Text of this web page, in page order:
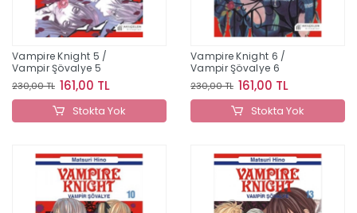
Vampire Knight 5 /
Vampir Şövalye 5
230,00 TL 161,00 TL
Stokta Yok
Vampire Knight 6 /
Vampir Şövalye 6
230,00 TL 161,00 TL
Stokta Yok